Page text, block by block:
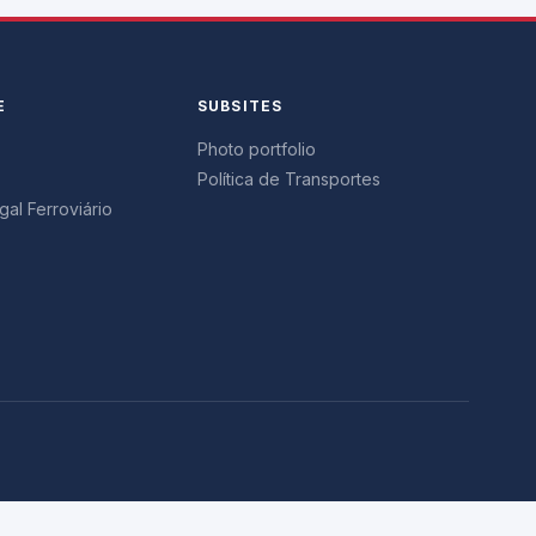
Ferroviário
SUBSITES
Photo portfolio
Política de Transportes